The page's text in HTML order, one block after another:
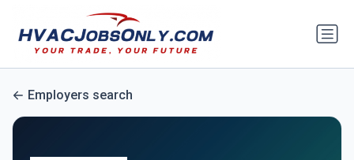
Employers search